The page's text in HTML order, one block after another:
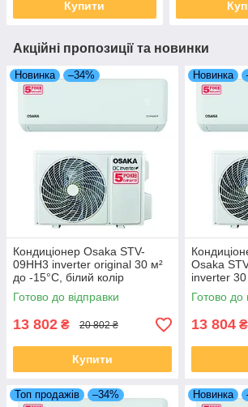
Купити
Акційні пропозиції та новинки
Новинка –34%
Кондиціонер Osaka STV-
09HH3 inverter original 30 м²
до -15°C, білий колір
Готово до відправки
13 802 ₴ 20 802 ₴
Купити
Новинка
Osaka
inverter
Готово до
13 804 ₴
Топ продажів –34% Новинка